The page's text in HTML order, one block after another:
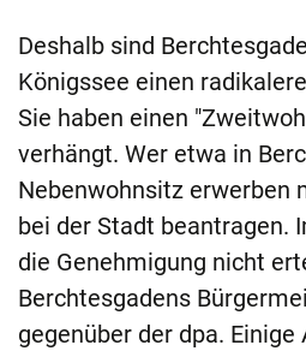
Deshalb sind
Königssee einen
Sie haben einen
verhängt. Wer etwa in
Nebenwohnsitz erwerben
bei der Stadt beantragen.
die Genehmigung nicht
Berchtesgadens
gegenüber der dpa. Einige